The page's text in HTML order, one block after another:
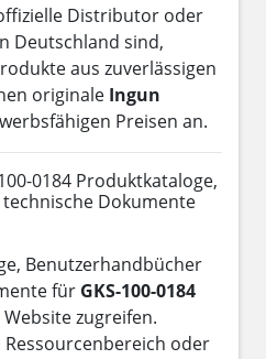
Distributor oder
Deutschland sind,
aus zuverlässigen
originale Ingun
Preisen an.
0184 Produktkataloge,
Dokumente
Benutzerhandbücher
für GKS-100-0184
zugreifen.
Ressourcenbereich oder